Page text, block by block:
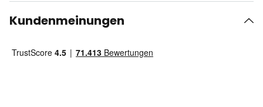
Kundenmeinungen